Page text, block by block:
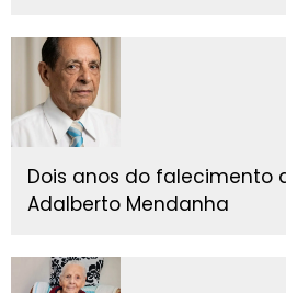
Dois anos do falecimento
Adalberto Mendanha